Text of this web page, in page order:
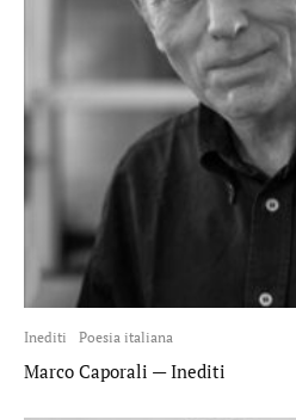
Inediti Poesia italiana
Marco Caporali — Inediti